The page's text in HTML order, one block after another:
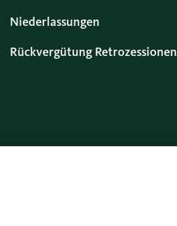
Niederlassungen
Rückvergütung Retrozessionen